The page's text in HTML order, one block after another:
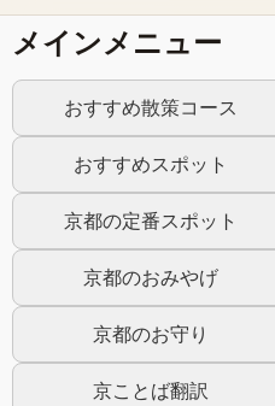
メインメニュー
おすすめ散策コース
おすすめスポット
京都の定番スポット
京都のおみやげ
京都のお守り
京ことば翻訳